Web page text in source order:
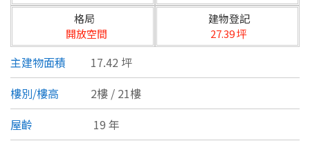
基隆市
新北市
宜蘭縣
桃園市
新竹市
類型(可複選)
公寓
格局
開放空間
建物登記
27.39 坪
主建物面積
17.42 坪
樓別/樓高
2樓 / 21樓
屋齡
19 年